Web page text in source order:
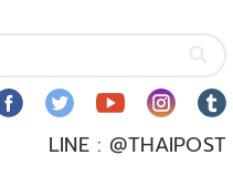
LINE : @THAIPOST